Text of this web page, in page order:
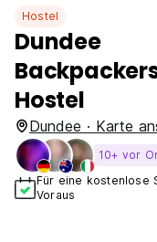
Hostel
Dundee
Hostel
Dundee · Karte
10+ vor
Für eine kostenlose
Voraus